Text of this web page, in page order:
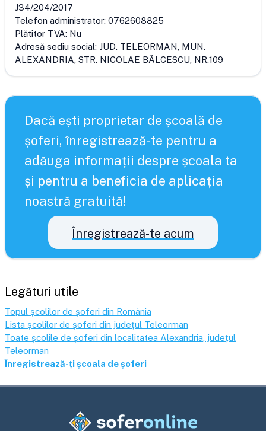
J34/204/2017
Telefon administrator: 0762608825
Plătitor TVA: Nu
Adresă sediu social: JUD. TELEORMAN, MUN.
ALEXANDRIA, STR. NICOLAE BĂLCESCU, NR.109
Dacă ești proprietar de școală de
șoferi, înregistrează-te pentru a
adăuga informații despre școala ta
și pentru a beneficia de aplicația
noastră gratuită!
Înregistrează-te acum
Legături utile
Topul școlilor de șoferi din România
Lista școlilor de șoferi din județul Teleorman
Toate școlile de șoferi din localitatea Alexandria , județul
Teleorman
Înregistrează-ți școala de șoferi